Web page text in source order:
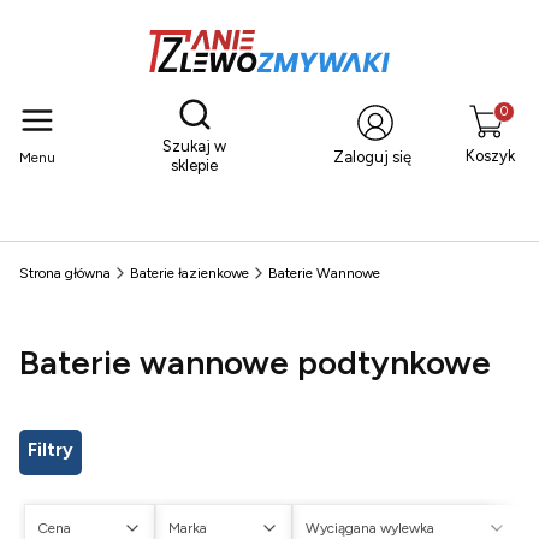
Menu
Otwórz wyszukiwarkę
Szukaj w
sklepie
Zaloguj się Koszyk
Strona główna Baterie łazienkowe Baterie Wannowe
Baterie wannowe podtynkowe
Filtry
Cena Marka Wyciągana wylewka